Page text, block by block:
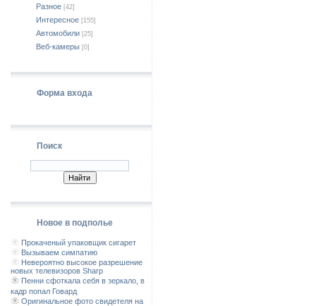
Разное [42]
Интересное [155]
Автомобили [25]
Веб-камеры [0]
Форма входа
Поиск
Новое в подполье
Прокаченый упаковщик сигарет
Вызываем симпатию
Невероятно высокое разрешение
новых телевизоров Sharp
Пенни сфоткала себя в зеркало, в
кадр попал Говард
Оригинальное фото свидетеля на